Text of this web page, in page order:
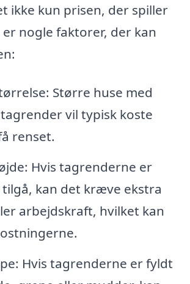
ikke kun prisen, der spiller
nogle faktorer, der kan
Større huse med
vil typisk koste
renset.
Hvis tagrenderne er
kan det kræve ekstra
arbejdskraft, hvilket kan
Hvis tagrenderne er fyldt